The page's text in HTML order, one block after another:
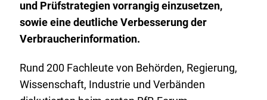
und Prüfstrategien vorrangig einzusetzen,
sowie eine deutliche Verbesserung der
Verbraucherinformation.
Rund 200 Fachleute von Behörden, Regierung,
Wissenschaft, Industrie und Verbänden